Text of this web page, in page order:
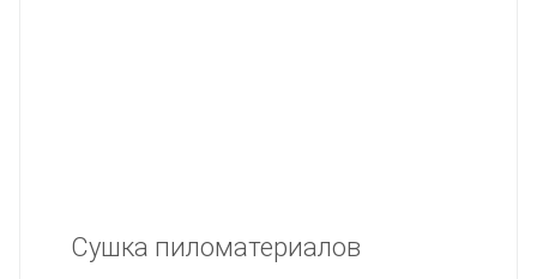
Сушка пиломатериалов